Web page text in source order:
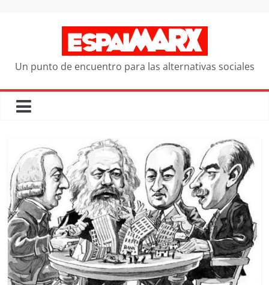
Un punto de encuentro para las alternativas sociales